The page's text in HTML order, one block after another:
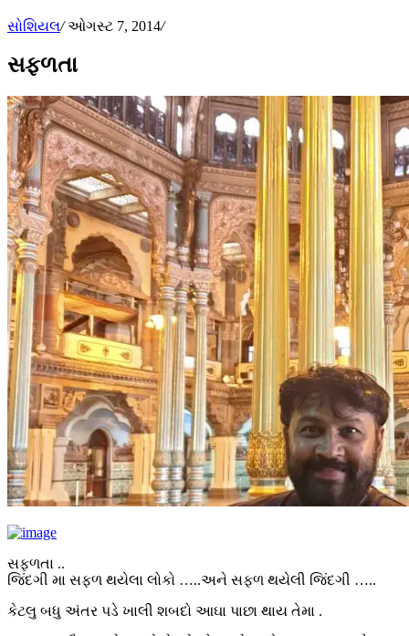
સોશિયલ/ઓગસ્ટ 7, 2014/
સફળતા
સફળતા ..
જિંદગી મા સફળ થયેલા લોકો …..અને સફળ થયેલી જિંદગી …..
કેટલુ બધુ અંતર પડે ખાલી શબદો આઘા પાછા થાય તેમા .